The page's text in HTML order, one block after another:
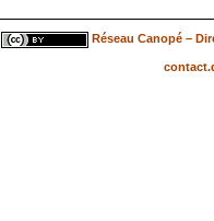
Réseau Canopé –